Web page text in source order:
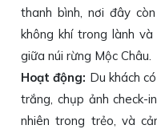
thanh bình, nơi đây
không khí trong lành
giữa núi rừng Mộc Châu.
Hoạt động: Du khách
trắng, chụp ảnh check-
nhiên trong trẻo, và